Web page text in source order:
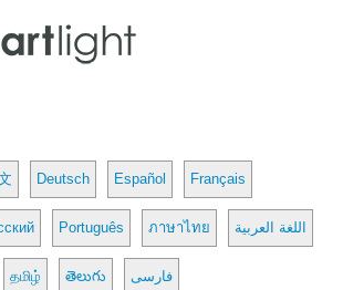
Deutsch Español Français
Português ภาษาไทย اللغة العربية
தமிழ் తెలుగు فارسی